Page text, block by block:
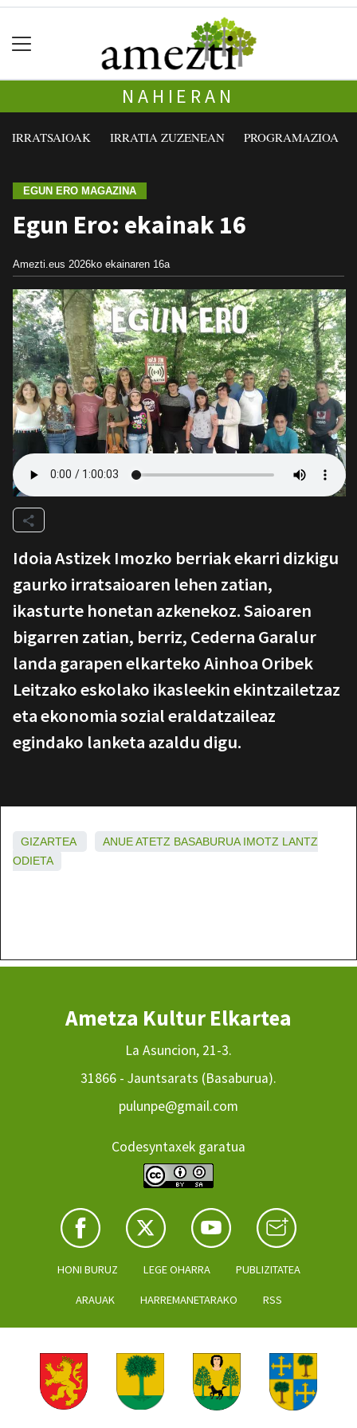
NAHIERAN
IRRATSAIOAK IRRATIA ZUZENEAN PROGRAMAZIOA
EGUN ERO MAGAZINA
Egun Ero: ekainak 16
Amezti.eus 2026ko ekainaren 16a
Idoia Astizek Imozko berriak ekarri dizkigu
gaurko irratsaioaren lehen zatian,
ikasturte honetan azkenekoz. Saioaren
bigarren zatian, berriz, Cederna Garalur
landa garapen elkarteko Ainhoa Oribek
Leitzako eskolako ikasleekin ekintzailetzaz
eta ekonomia sozial eraldatzaileaz
egindako lanketa azaldu digu.
GIZARTEA ANUEATETZ BASABURUA IMOTZ LANTZ
ODIETA
Ametza Kultur Elkartea
La Asuncion, 21-3.
31866 - Jauntsarats (Basaburua).
pulunpe@gmail.com
Codesyntaxek garatua
HONI BURUZ LEGE OHARRA PUBLIZITATEA
ARAUAK HARREMANETARAKO RSS